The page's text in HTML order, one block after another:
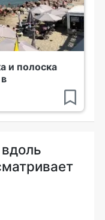
и полоска